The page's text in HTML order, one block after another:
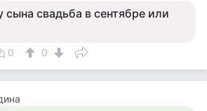
сына свадьба в сентябре или
0 0